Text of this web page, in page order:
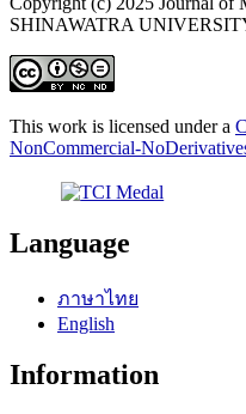
SHINAWATRA
This work is licensed under a
NonCommercial-
Language
ภาษาไทย
English
Information